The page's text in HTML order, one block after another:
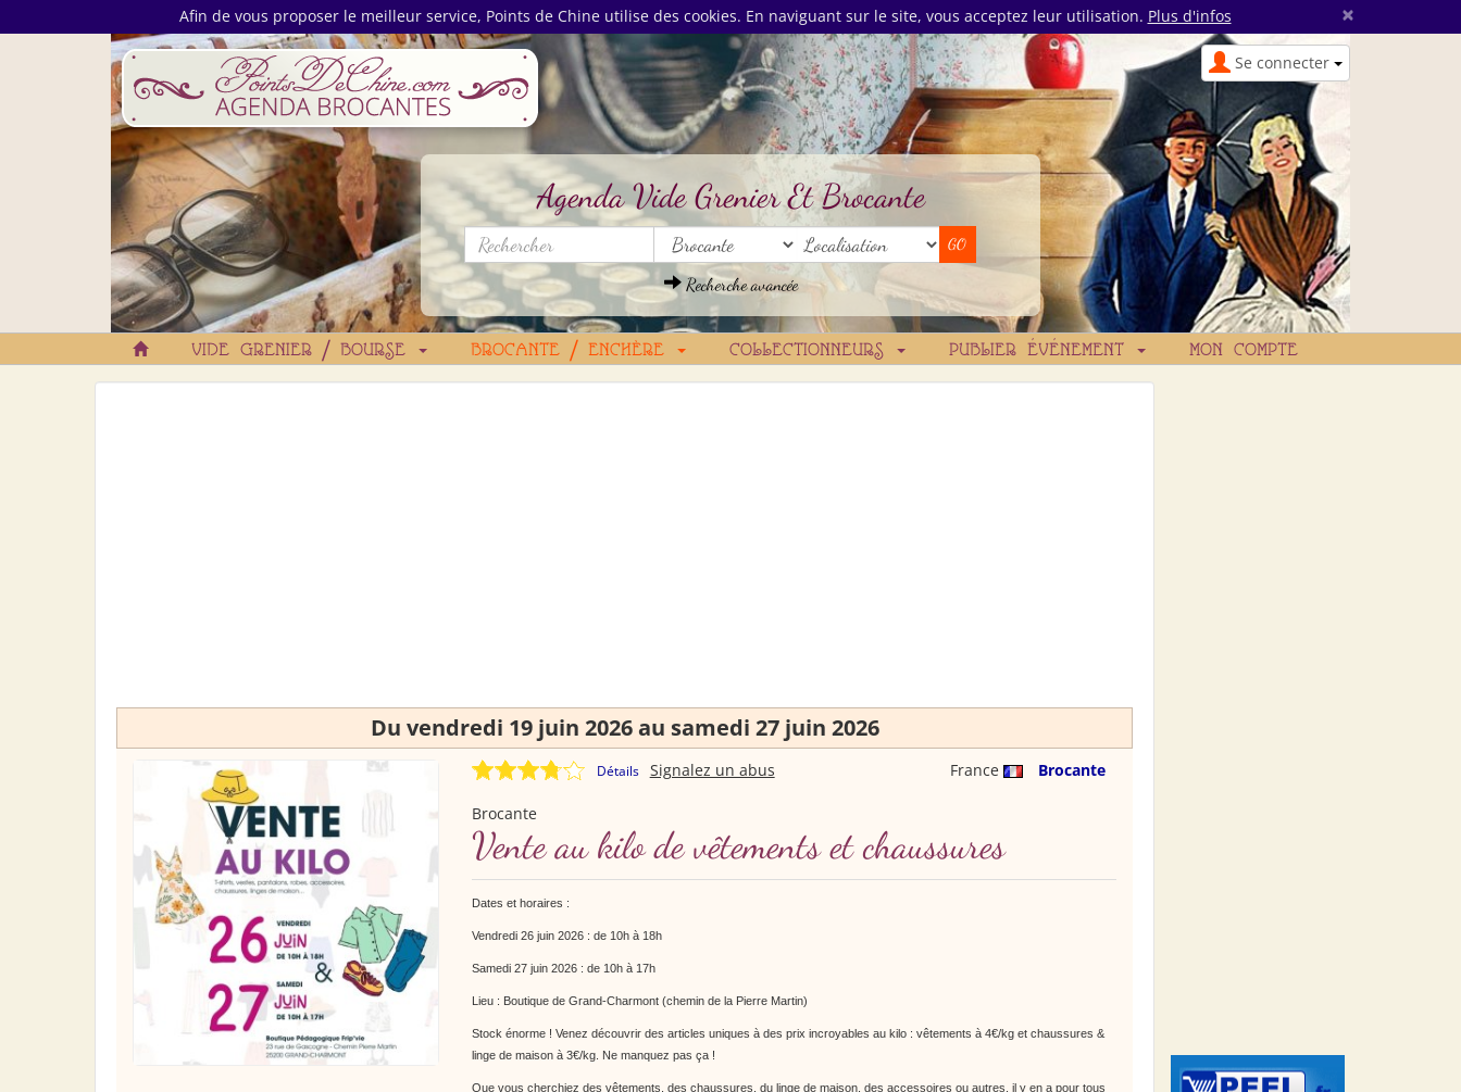
Afin de vous proposer le meilleur service, Points de Chine utilise des cookies. En naviguant sur le site, vous acceptez leur utilisation. Plus d'infos ×
Se connecter
Agenda Vide Grenier Et Brocante
Recherche avancée
VIDE GRENIER / BOURSE BROCANTE / ENCHÈRE COLLECTIONNEURS PUBLIER ÉVÉNEMENT MON COMPTE
Du vendredi 19 juin 2026 au samedi 27 juin 2026
Détails France Brocante
Signalez un abus
Brocante
Vente au kilo de vêtements et chaussures
Dates et horaires :
Vendredi 26 juin 2026 : de 10h à 18h
Samedi 27 juin 2026 : de 10h à 17h
Lieu : Boutique de Grand-Charmont (chemin de la Pierre Martin)
Stock énorme ! Venez découvrir des articles uniques à des prix incroyables au kilo : vêtements à 4€/kg et chaussures &
linge de maison à 3€/kg. Ne manquez pas ça !
Que vous cherchiez des vêtements, des chaussures, du linge de maison, des accessoires ou autres, il y en a pour tous